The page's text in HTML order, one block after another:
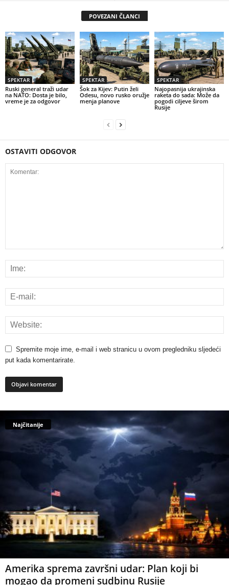
POVEZANI ČLANCI
SPEKTAR
Ruski general traži udar
na NATO: Dosta je bilo,
vreme je za odgovor
SPEKTAR
Šok za Kijev: Putin želi
Odesu, novo rusko oružje
menja planove
SPEKTAR
Najopasnija ukrajinska
raketa do sada: Može da
pogodi ciljeve širom
Rusije
OSTAVITI ODGOVOR
Spremite moje ime, e-mail i web stranicu u ovom pregledniku sljedeći
put kada komentarirate.
Najčitanije
Amerika sprema završni udar: Plan koji bi
mogao da promeni sudbinu Rusije